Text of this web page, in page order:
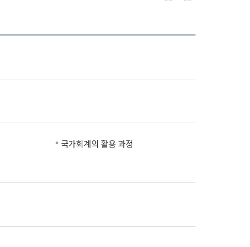
국가회계의 활용 과정